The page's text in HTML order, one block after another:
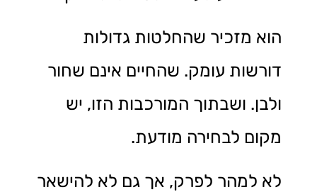
הוא מזכיר שהחלטות גדולות
דורשות עומק. שהחיים אינם שחור
ולבן. ושבתוך המורכבות הזו, יש
מקום לבחירה מודעת.
לא למהר לפרק, אך גם לא להישאר